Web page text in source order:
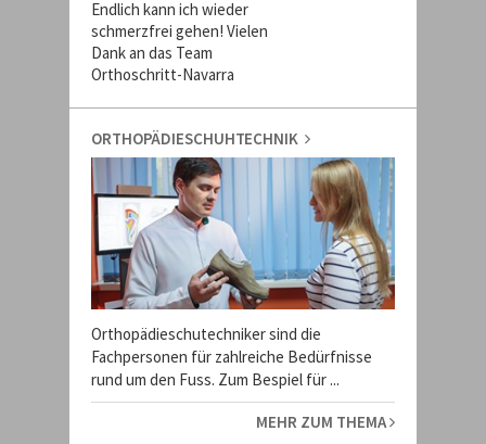
Endlich kann ich wieder
schmerzfrei gehen! Vielen
Dank an das Team
Orthoschritt-Navarra
ORTHOPÄDIESCHUHTECHNIK
Orthopädieschutechniker sind die
Fachpersonen für zahlreiche Bedürfnisse
rund um den Fuss. Zum Bespiel für ...
MEHR ZUM THEMA